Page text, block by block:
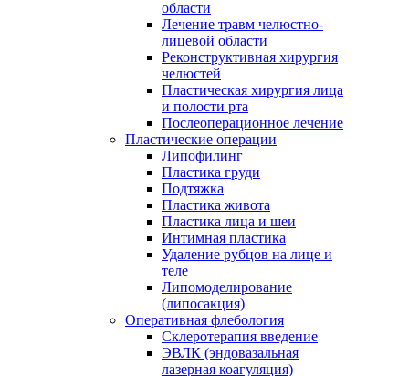
области
Лечение травм челюстно-
лицевой области
Реконструктивная хирургия
челюстей
Пластическая хирургия лица
и полости рта
Послеоперационное лечение
Пластические операции
Липофилинг
Пластика груди
Подтяжка
Пластика живота
Пластика лица и шеи
Интимная пластика
Удаление рубцов на лице и
теле
Липомоделирование
(липосакция)
Оперативная флебология
Склеротерапия введение
ЭВЛК (эндовазальная
лазерная коагуляция)